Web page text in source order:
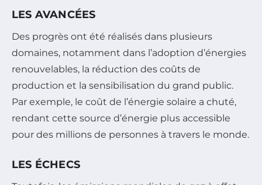
LES AVANCÉES
Des progrès ont été réalisés dans plusieurs
domaines, notamment dans l’adoption d’énergies
renouvelables, la réduction des coûts de
production et la sensibilisation du grand public.
Par exemple, le coût de l’énergie solaire a chuté,
rendant cette source d’énergie plus accessible
pour des millions de personnes à travers le monde.
LES ÉCHECS